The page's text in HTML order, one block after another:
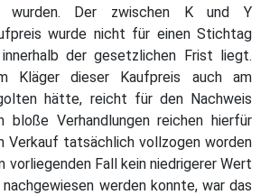
wurden. Der zwischen K und Y
wurde nicht für einen Stichtag
der gesetzlichen Frist liegt.
Kläger dieser Kaufpreis auch am
hätte, reicht für den Nachweis
bloße Verhandlungen reichen hierfür
Verkauf tatsächlich vollzogen worden
vorliegenden Fall kein niedrigerer Wert
werden konnte, war das